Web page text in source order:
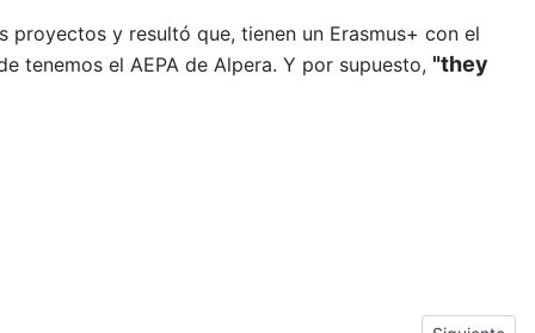
proyectos y resultó que, tienen un Erasmus+ con el
tenemos el AEPA de Alpera. Y por supuesto, "they